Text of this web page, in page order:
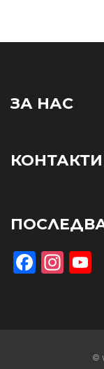
ЗА НАС
КОНТАКТИ
©